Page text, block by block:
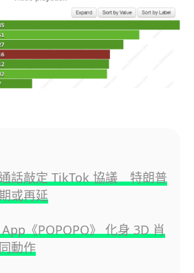
話敲定 TikTok 協議 特朗普
或再延
《POPOPO》 化身 3D 肖
動作